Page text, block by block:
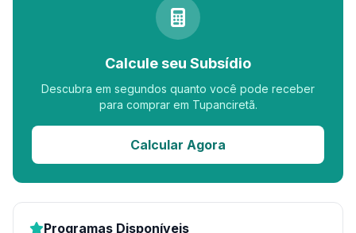
Calcule seu Subsídio
Descubra em segundos quanto você pode receber
para comprar em Tupanciretã.
Calcular Agora
Programas Disponíveis